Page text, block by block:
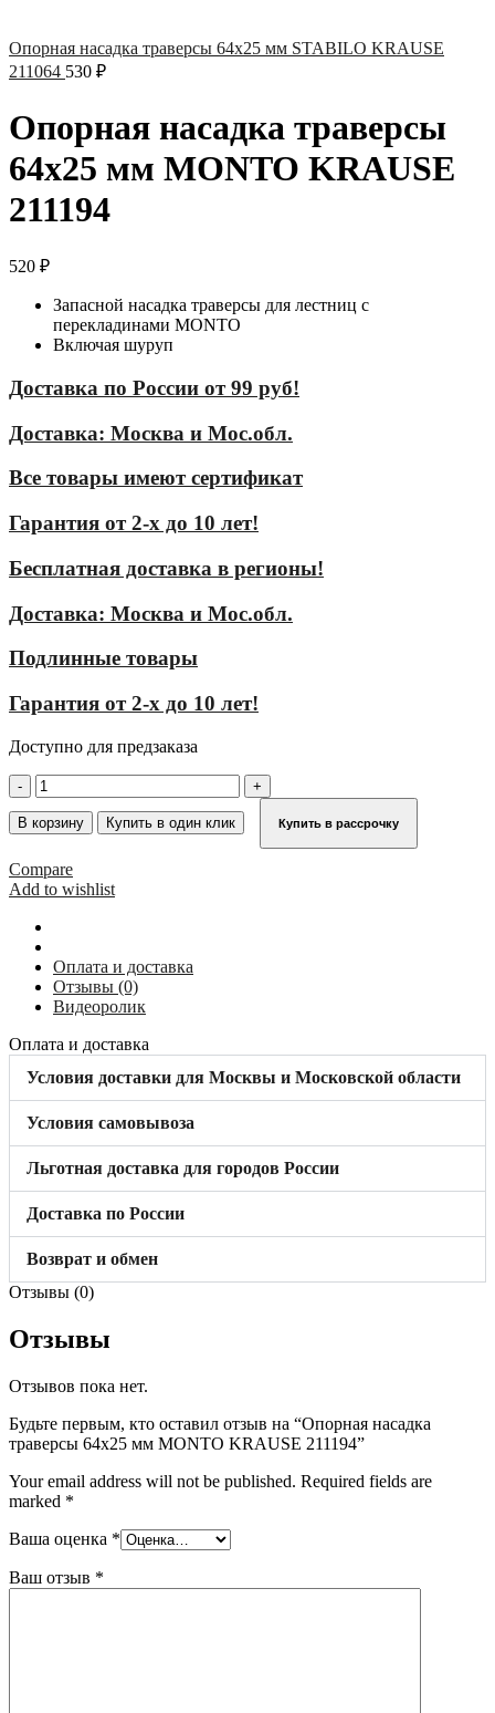
Опорная насадка траверсы 64х25 мм STABILO KRAUSE
211064 530 ₽
Опорная насадка траверсы
64х25 мм MONTO KRAUSE
211194
520 ₽
Запасной насадка траверсы для лестниц с
перекладинами MONTO
Включая шуруп
Доставка по России от 99 руб!
Доставка: Москва и Мос.обл.
Все товары имеют сертификат
Гарантия от 2-х до 10 лет!
Бесплатная доставка в регионы!
Доставка: Москва и Мос.обл.
Подлинные товары
Гарантия от 2-х до 10 лет!
Доступно для предзаказа
Количество
товара
Опорная
траверсы
64х25
мм
MONTO
KRAUSE
211194
В корзину Купить в один клик Купить в рассрочку
Compare
Add to wishlist
Оплата и доставка
Отзывы (0)
Видеоролик
Оплата и доставка
Условия доставки для Москвы и Московской области
Условия самовывоза
Льготная доставка для городов России
Доставка по России
Возврат и обмен
Отзывы (0)
Отзывы
Отзывов пока нет.
Будьте первым, кто оставил отзыв на “Опорная насадка
траверсы 64х25 мм MONTO KRAUSE 211194”
Your email address will not be published. Required fields are
marked *
Ваша оценка *
Ваш отзыв *